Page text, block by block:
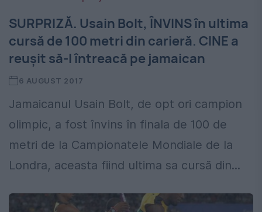
SURPRIZĂ. Usain Bolt, ÎNVINS în ultima
cursă de 100 metri din carieră. CINE a
reușit să-l întreacă pe jamaican
6 AUGUST 2017
Jamaicanul Usain Bolt, de opt ori campion
olimpic, a fost învins în finala de 100 de
metri de la Campionatele Mondiale de la
Londra, aceasta fiind ultima sa cursă din...